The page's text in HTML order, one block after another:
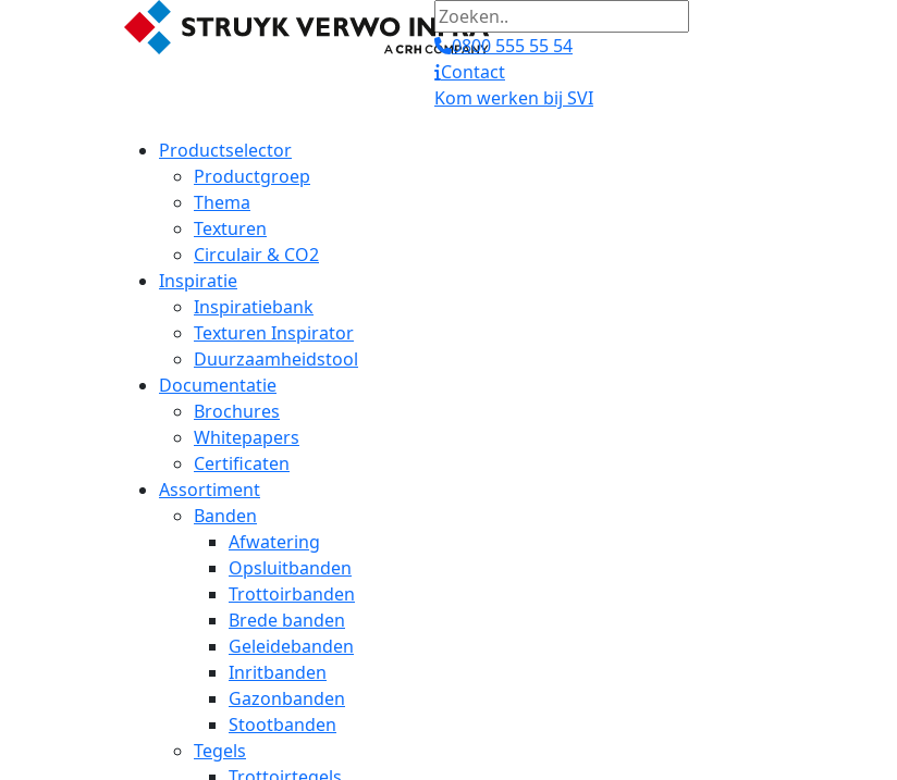
0800 555 55 54
Contact
Kom werken bij SVI
Productselector
Productgroep
Thema
Texturen
Circulair & CO2
Inspiratie
Inspiratiebank
Texturen Inspirator
Duurzaamheidstool
Documentatie
Brochures
Whitepapers
Certificaten
Assortiment
Banden
Afwatering
Opsluitbanden
Trottoirbanden
Brede banden
Geleidebanden
Inritbanden
Gazonbanden
Stootbanden
Tegels